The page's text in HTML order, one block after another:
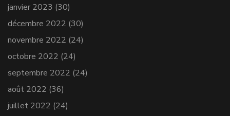
janvier 2023 (30)
décembre 2022 (30)
novembre 2022 (24)
octobre 2022 (24)
septembre 2022 (24)
août 2022 (36)
juillet 2022 (24)